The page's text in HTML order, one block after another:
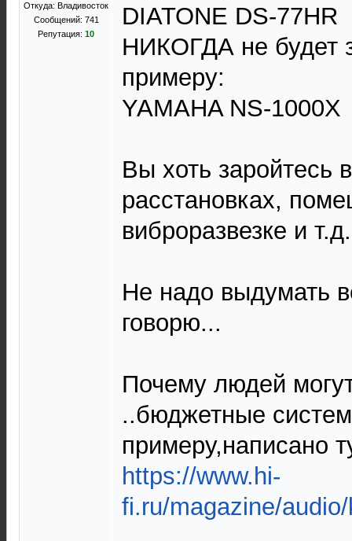
Откуда: Владивосток
Сообщений: 741
Репутация: 10
DIATONE DS-77HR
НИКОГДА не будет
примеру:
YAMAHA NS-1000X
Вы хоть заройтесь
расстановках,
виброразвезке и
Не надо выдумать
говорю...
Почему людей
..бюджетные
примеру,написано
https://www.hi-
fi.ru/magazine/